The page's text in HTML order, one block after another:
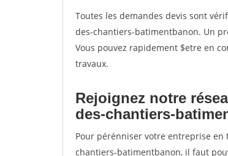
Toutes les demandes devis sont
des-chantiers-batimentbanon. Un
Vous pouvez rapidement $etre en
travaux.
Rejoignez notre
des-chantiers-
Pour pérénniser votre entreprise
chantiers-batimentbanon, il faut